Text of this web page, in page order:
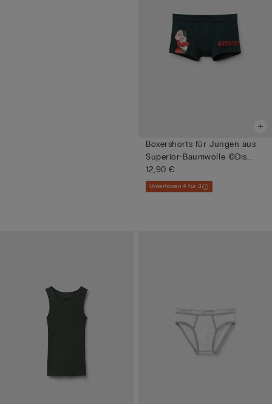
Boxershorts für Jungen aus
Superior-Baumwolle ©Dis...
12,90 €
Unterhosen 4 für 3